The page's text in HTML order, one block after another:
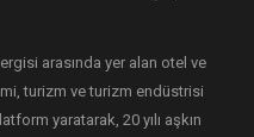
arasında yer alan otel ve
turizm ve turizm endüstrisi
yaratarak, 20 yılı aşkın